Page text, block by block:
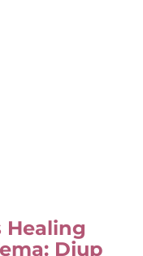
Healing
Djup